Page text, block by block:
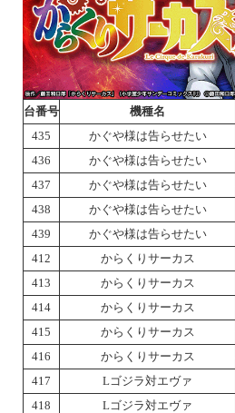
台番号 機種名
435
かぐや様は告らせたい
436
かぐや様は告らせたい
437
かぐや様は告らせたい
438
かぐや様は告らせたい
439
かぐや様は告らせたい
412
からくりサーカス
413
からくりサーカス
414
からくりサーカス
415
からくりサーカス
416
からくりサーカス
417
Lゴジラ対エヴァ
418
Lゴジラ対エヴァ